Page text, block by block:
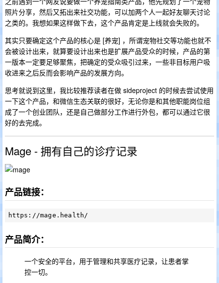
照片分享，然后又拓出来社交功能，可以加两个人一起好友聊天讨论
之类的。我想如果这样做下去，这个产品肯定是上线就会失败的。
其实只要确定这个产品的核心是 [养宠] ，所谓宠物社交等功能也就不
会被设计出来，就算要设计出来也是扩展产品受众的时候，产品的第
一版本一定要足够聚焦，把确定的受众吸引过来，一些非目标用户吸
收进来之后反而会影响产品的发展方向。
思考就说到这里，我比较推荐读者在做 sideproject 的时候去尝试使用
一下这个产品，和微信生态关联的很好，无论你是和其他职能岗位组
成了一个创业团队，还是自己做部分工作进行外包，都可以通过它很
好的去完成。
Mage - 拥有自己的诊疗记录
产品链接：
产品简介：
一个安全的平台，用于管理和共享医疗记录，让患者掌
控一切。